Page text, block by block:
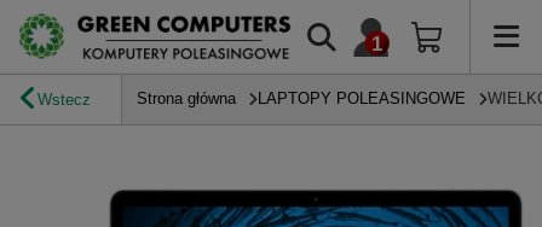
Wstecz Strona główna LAPTOPY POLEASINGOWE